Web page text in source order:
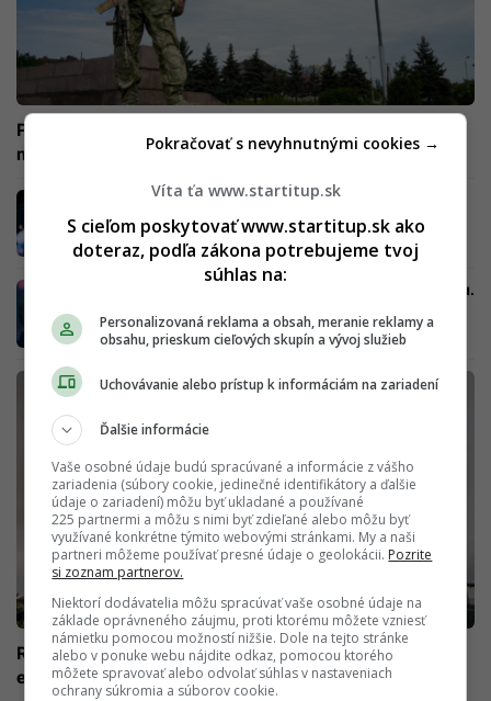
Partizáni už čakajú v Chersone len na jedno. Všetko však
môže byť inak, ako sa na prvý pohľad javí
Putinovi kamaráti utekajú. Kremeľ ohlásil
stanné právo v anektovaných častiach
Anexia okupovaných častí Ukrajiny je realitou.
Ruský Belgorod je v strese, úrady vyzývajú ľudí na
evakuáciu
Víta ťa www.startitup.sk
S cieľom poskytovať www.startitup.sk ako
doteraz, podľa zákona potrebujeme tvoj
súhlas na:
Personalizovaná reklama a obsah, meranie reklamy a
obsahu, prieskum cieľových skupín a vývoj služieb
Uchovávanie alebo prístup k informáciám na zariadení
Ďalšie informácie
Vaše osobné údaje budú spracúvané a informácie z vášho
zariadenia (súbory cookie, jedinečné identifikátory a ďalšie
údaje o zariadení) môžu byť ukladané a používané
225 partnermi a môžu s nimi byť zdieľané alebo môžu byť
využívané konkrétne týmito webovými stránkami. My a naši
partneri môžeme používať presné údaje o geolokácii. Pozrite
si zoznam partnerov.
Niektorí dodávatelia môžu spracúvať vaše osobné údaje na
základe oprávneného záujmu, proti ktorému môžete vzniesť
námietku pomocou možností nižšie. Dole na tejto stránke
alebo v ponuke webu nájdite odkaz, pomocou ktorého
môžete spravovať alebo odvolať súhlas v nastaveniach
ochrany súkromia a súborov cookie.
Pokračovať s nevyhnutnými cookies →